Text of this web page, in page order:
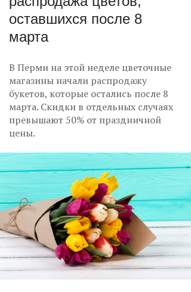
оставшихся после 8
марта
В Перми на этой неделе цветочные
магазины начали распродажу
букетов, которые остались после 8
марта. Скидки в отдельных случаях
превышают 50% от праздничной
цены.